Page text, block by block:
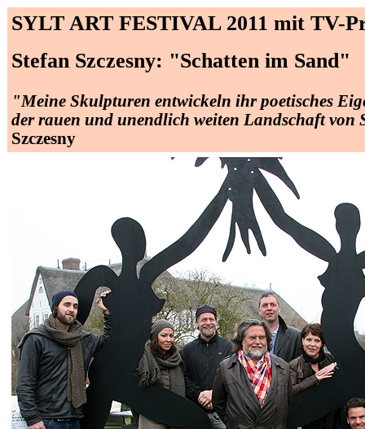
SYLT ART FESTIVAL 2011 mit TV-
Stefan Szczesny: "Schatten im Sand"
"Meine Skulpturen entwickeln ihr poetisches
der rauen und unendlich weiten Landschaft von
Szczesny